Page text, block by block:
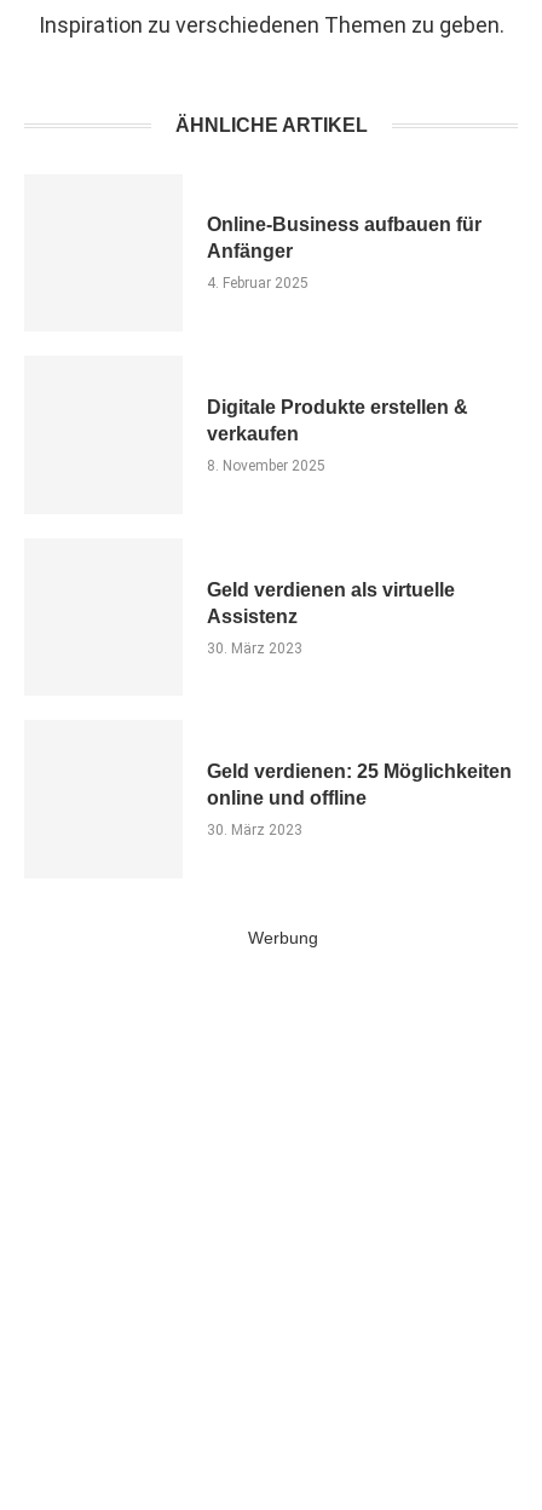
Inspiration zu verschiedenen Themen zu geben.
ÄHNLICHE ARTIKEL
Online-Business aufbauen für
Anfänger
4. Februar 2025
Digitale Produkte erstellen &
verkaufen
8. November 2025
Geld verdienen als virtuelle
Assistenz
30. März 2023
Geld verdienen: 25 Möglichkeiten
online und offline
30. März 2023
Werbung